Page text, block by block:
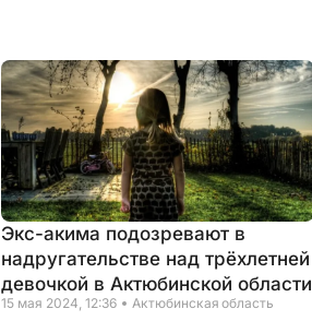
Экс-акима подозревают в
надругательстве над трёхлетней
девочкой в Актюбинской области
15 мая 2024, 12:36 Актюбинская область